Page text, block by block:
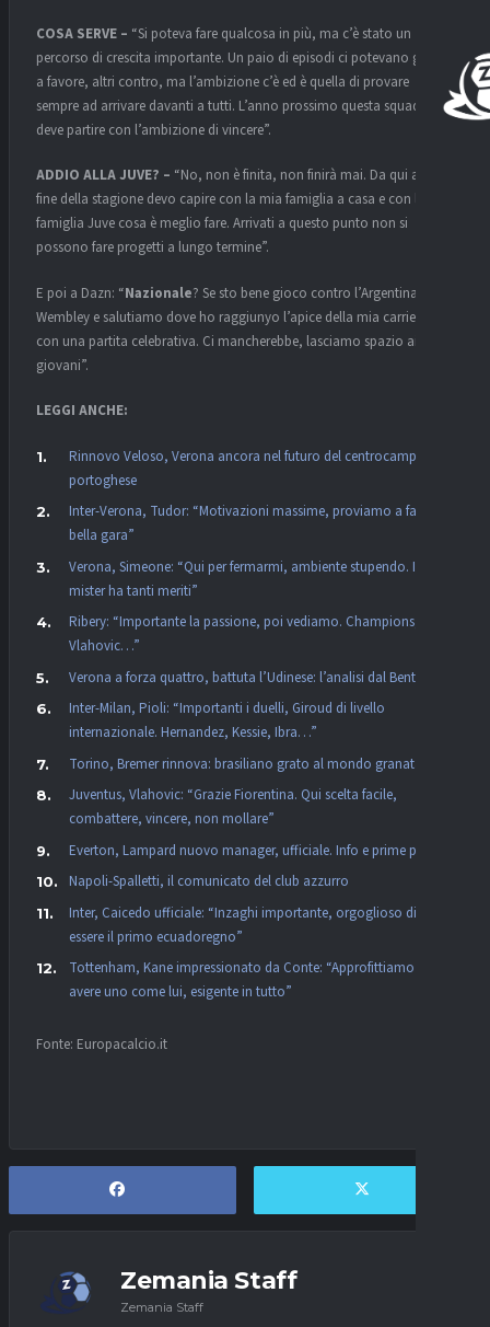
COSA SERVE – “Si poteva fare qualcosa in più, ma c’è stato un
percorso di crescita importante. Un paio di episodi ci potevano girare
a favore, altri contro, ma l’ambizione c’è ed è quella di provare
sempre ad arrivare davanti a tutti. L’anno prossimo questa squadra
deve partire con l’ambizione di vincere”.
ADDIO ALLA JUVE? – “No, non è finita, non finirà mai. Da qui alla
fine della stagione devo capire con la mia famiglia a casa e con la mia
famiglia Juve cosa è meglio fare. Arrivati a questo punto non si
possono fare progetti a lungo termine”.
E poi a Dazn: “Nazionale? Se sto bene gioco contro l’Argentina a
Wembley e salutiamo dove ho raggiunyo l’apice della mia carriera,
con una partita celebrativa. Ci mancherebbe, lasciamo spazio ai
giovani”.
LEGGI ANCHE:
Rinnovo Veloso, Verona ancora nel futuro del centrocampista
portoghese
Inter-Verona, Tudor: “Motivazioni massime, proviamo a fare una
bella gara”
Verona, Simeone: “Qui per fermarmi, ambiente stupendo. Il
mister ha tanti meriti”
Ribery: “Importante la passione, poi vediamo. Champions,
Vlahovic…”
Verona a forza quattro, battuta l’Udinese: l’analisi dal Bentegodi
Inter-Milan, Pioli: “Importanti i duelli, Giroud di livello
internazionale. Hernandez, Kessie, Ibra…”
Torino, Bremer rinnova: brasiliano grato al mondo granata
Juventus, Vlahovic: “Grazie Fiorentina. Qui scelta facile,
combattere, vincere, non mollare”
Everton, Lampard nuovo manager, ufficiale. Info e prime parole
Napoli-Spalletti, il comunicato del club azzurro
Inter, Caicedo ufficiale: “Inzaghi importante, orgoglioso di
essere il primo ecuadoregno”
Tottenham, Kane impressionato da Conte: “Approfittiamo di
avere uno come lui, esigente in tutto”
Fonte: Europacalcio.it
Zemania Staff
Zemania Staff